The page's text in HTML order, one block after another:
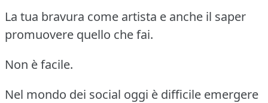
La tua bravura come artista e anche il saper
promuovere quello che fai.
Non è facile.
Nel mondo dei social oggi è difficile emergere